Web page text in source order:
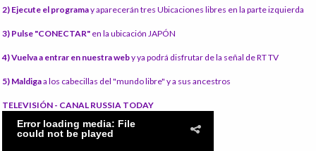
2) Ejecute el programay aparecerán tres Ubicaciones libres en la parte izquierda
3) Pulse "CONECTAR" en la ubicación JAPÓN
4) Vuelva a entrar en nuestra weby ya podrá disfrutar de la señal de RT TV
5) Maldigaa los cabecillas del "mundo libre" y a sus ancestros
TELEVISIÓN - CANAL RUSSIA TODAY